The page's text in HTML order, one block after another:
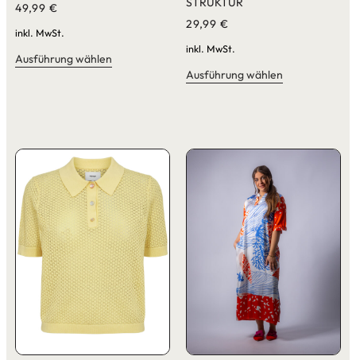
49,99 €
inkl. MwSt.
Ausführung wählen
29,99 €
inkl. MwSt.
Ausführung wählen